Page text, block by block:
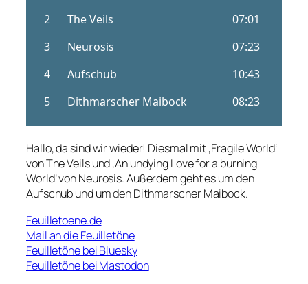
Hallo, da sind wir wieder! Diesmal mit ‚Fragile World‘
von The Veils und ‚An undying Love for a burning
World‘ von Neurosis. Außerdem geht es um den
Aufschub und um den Dithmarscher Maibock.
Feuilletoene.de
Mail an die Feuilletöne
Feuilletöne bei Bluesky
Feuilletöne bei Mastodon